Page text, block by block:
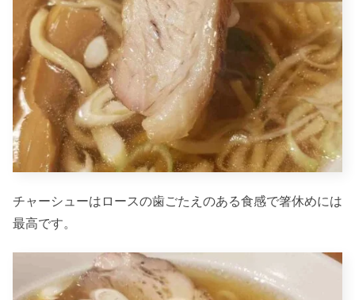
チャーシューはロースの歯ごたえのある食感で箸休めには
最高です。